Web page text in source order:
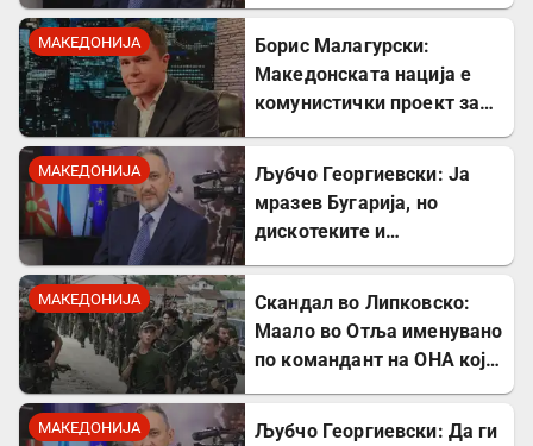
МАКЕДОНИЈА
Борис Малагурски:
Македонската нација е
комунистички проект за
МАКЕДОНИЈА
Љубчо Георгиевски: Ја
мразев Бугарија, но
дискотеките и
сликата
МАКЕДОНИЈА
Скандал во Липковско:
Маало во Отља именувано
по командант на ОНА кој
МАКЕДОНИЈА
Љубчо Георгиевски: Да ги